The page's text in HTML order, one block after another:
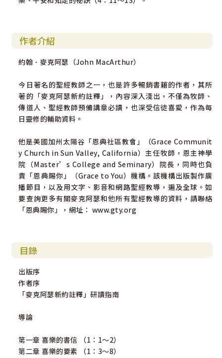
作者介紹
約翰．麥克阿瑟（John MacArthur）
今日著名的聖經教師之一，也是許多暢銷書籍的作者，其所
著的「麥克阿瑟新約註釋」，內容深入淺出，不僅為牧師、
傳道人、聖經教師預備講章必讀，也深受信徒喜愛，作為每
日靈修的輔助資料。
他是美國加州太陽谷「恩典社區教會」（Grace Communit
y Church in Sun Valley, California）主任牧師，恩主神學
院（Master’s College and Seminary）院長，同時也負
責「恩典賜你」（Grace to You）機構。該機構出版製作廣
播節目，以及用文字、影音和網路聖經教導，遍及全球。如
要查詢更多有關麥克阿瑟和他所有聖經教導的資料，請聯絡
「恩典賜你」，網址： www.gty.org
目錄
出版序
作者序
「麥克阿瑟新約註釋」研讀指南
導論
第一章 喜樂的書信 （1：1～2）
第二章 喜樂的要素 （1：3～8）